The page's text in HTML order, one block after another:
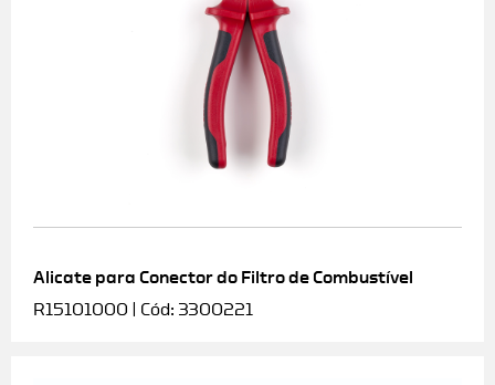
Alicate para Conector do Filtro de Combustível
R15101000 | Cód: 3300221